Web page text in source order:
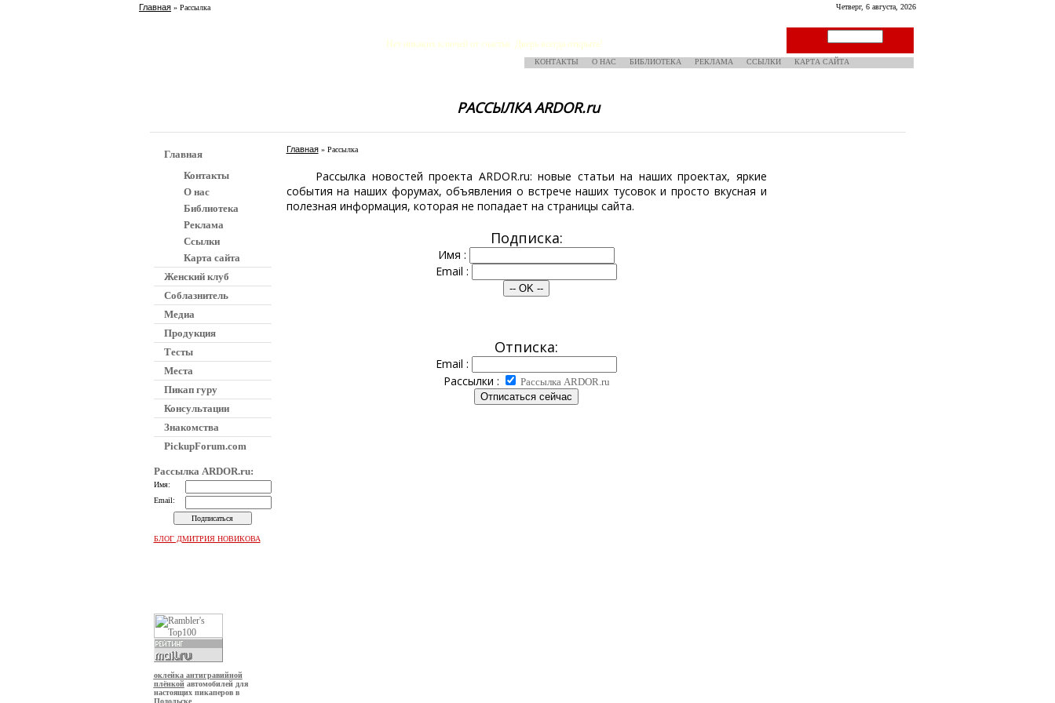
Главная » Рассылка Четверг, 6 августа, 2026
Нет никаких ключей от счастья. Дверь всегда открыта!
КОНТАКТЫ О НАС БИБЛИОТЕКА РЕКЛАМА ССЫЛКИ КАРТА САЙТА
РАССЫЛКА ARDOR.ru
Главная
Контакты
О нас
Библиотека
Реклама
Ссылки
Карта сайта
Женский клуб
Соблазнитель
Медиа
Продукция
Тесты
Места
Пикап гуру
Консультации
Знакомства
PickupForum.com
Рассылка ARDOR.ru:
Имя:
Email:
БЛОГ ДМИТРИЯ НОВИКОВА
оклейка антигравийной
плёнкойавтомобилей для
настоящих пикаперов в
Подольске
Главная» Рассылка
Рассылка новостей проекта ARDOR.ru: новые статьи на наших проектах, яркие
события на наших форумах, объявления о встрече наших тусовок и просто вкусная и
полезная информация, которая не попадает на страницы сайта.
Подписка:
Имя :
Email :
Отписка:
Email :
Рассылки :
Рассылка ARDOR.ru